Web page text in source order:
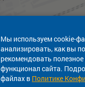
Мы используем cookie-
анализировать, как вы
рекомендовать
функционал сайта.
файлах в Политике